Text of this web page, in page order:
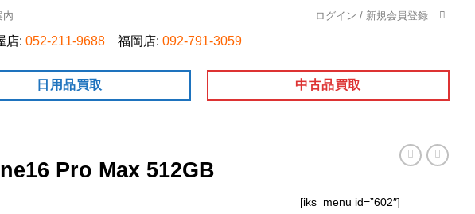
内 ログイン / 新規会員登録
店: 052-211-9688 福岡店: 092-791-3059
日用品買取 中古品買取
Pro Max 512GB
[iks_menu id=”602″]